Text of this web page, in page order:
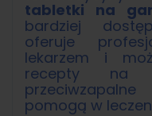
tabletki na
bardziej
oferuje
lekarzem i
recepty na
pomogą w